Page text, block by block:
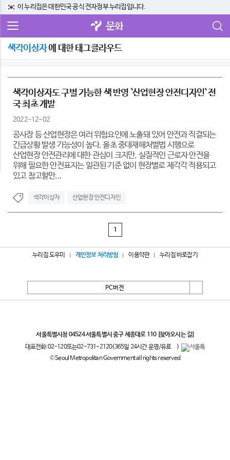
이 누리집은 대한민국 공식 전자정부 누리집입니다.
문화
색각이상자에 대한 태그클라우드
색각이상자도 구별 가능한 색 반영 `산업현장 안전디자인` 전
국 최초 개발
2022-12-02
공사장 등 산업현장은 여러 위험요인에 노출돼 있어 안전과 직결되는
긴급상황 발생 가능성이 높다. 올초 중대재해처벌법 시행으로
산업현장 안전관리에 대한 관심이 크지만, 실질적인 근로자 안전을
위해 필요한 안전표지는 일관된 기준 없이 현장별로 제각각 적용되고
있고 참고할만...
색각이상자 산업현장 안전디자인
1
누리집 도우미 개인정보 처리방침 이용약관 누리집 바로잡기
PC버전
서울특별시청 04524 서울특별시 중구 세종대로 110 [찾아오시는 길]
대표전화:02-120또는02-731-2120(365일 24시간 운영/유료
)
© Seoul Metropolitan Government all rights reserved